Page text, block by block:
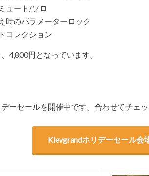
ュート/ソロ
時のパラメーターロック
コレクション
4,800円となっています。
ーセールを開催中です。合わせてチェッ
Klevgrandホリデーセール会